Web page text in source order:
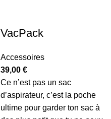
VacPack
Accessoires
39,00 €
Ce n’est pas un sac
d’aspirateur, c’est la poche
ultime pour garder ton sac à